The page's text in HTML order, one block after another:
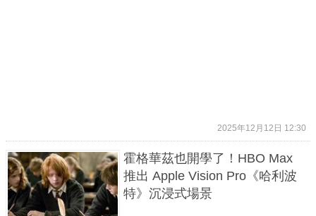
2025年12月12日 12:30
霍格華茲也開學了！HBO Max
推出 Apple Vision Pro《哈利波
特》沉浸式場景